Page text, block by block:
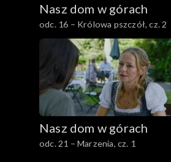
Nasz dom w górach
odc. 16 – Królowa pszczół, cz. 2
Nasz dom w górach
odc. 21 – Marzenia, cz. 1